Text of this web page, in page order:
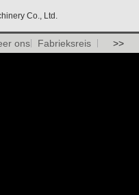
Co., Ltd.
ons Fabrieksreis >>